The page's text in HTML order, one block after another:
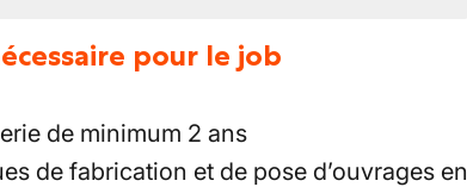
pour le job
de minimum 2 ans
de fabrication et de pose d’ouvrages en